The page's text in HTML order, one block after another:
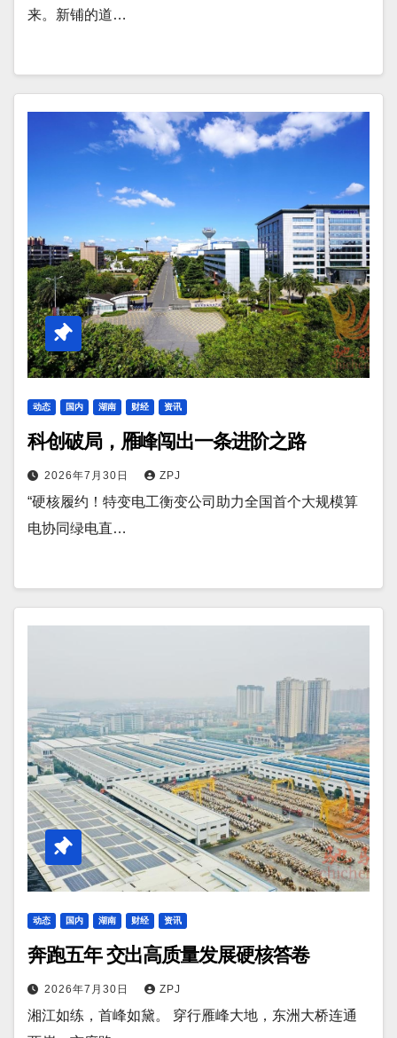
来。新铺的道…
动态 国内 湖南 财经 资讯
科创破局，雁峰闯出一条进阶之路
2026年7月30日 ZPJ
“硬核履约！特变电工衡变公司助力全国首个大规模算
电协同绿电直…
动态 国内 湖南 财经 资讯
奔跑五年 交出高质量发展硬核答卷
2026年7月30日 ZPJ
湘江如练，首峰如黛。 穿行雁峰大地，东洲大桥连通